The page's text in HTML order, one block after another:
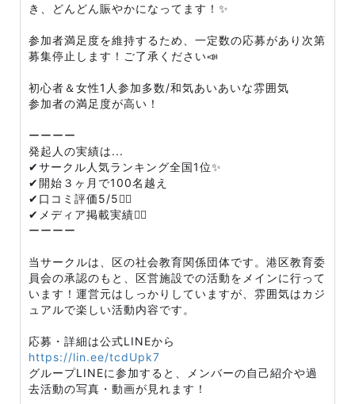
き、どんどん賑やかになってます！✨
参加者満足度を維持するため、一定数の応募があり次第
募集停止します！ご了承ください📣
初心者＆女性1人参加多数/和気あいあいな雰囲気
参加者の満足度が高い！
ーーーー
発起人の実績は...
✔︎サークル人気ランキング全国1位✨
✔︎開始３ヶ月で100名越え
✔︎口コミ評価5/5🏃‍♀️
✔︎メディア掲載実績🙆‍♀️
ーーーー
当サークルは、区の社会教育関係団体です。港区教育委
員会の承認のもと、区営施設での活動をメインに行って
います！運営元はしっかりしていますが、雰囲気はカジ
ュアルで楽しい活動内容です。
応募・詳細は公式LINEから
https://lin.ee/tcdUpk7
グループLINEに参加すると、メンバーの自己紹介や過
去活動の写真・動画が見れます！